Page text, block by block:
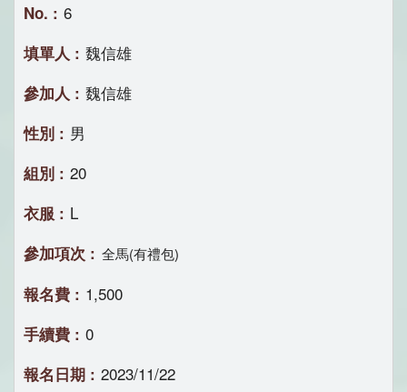
6
魏信雄
魏信雄
男
20
L
全馬(有禮包)
1,500
0
2023/11/22